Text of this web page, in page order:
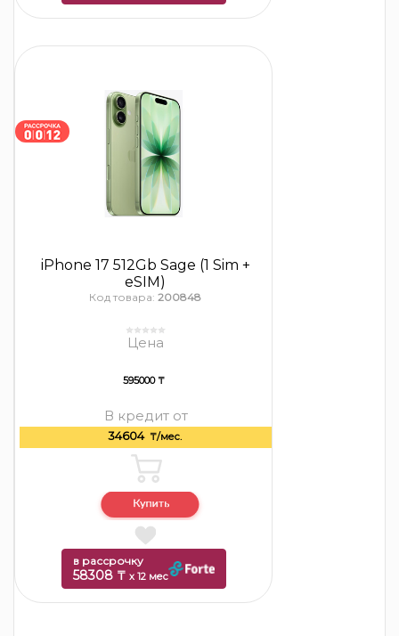
iPhone 17 512Gb Sage (1 Sim +
eSIM)
Код товара: 200848
Цена
595000 ₸
В кредит от
34604 ₸/мес.
в рассрочку
58308 ₸ x 12 мес